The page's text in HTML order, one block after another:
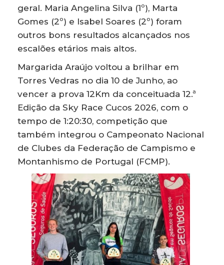
geral. Maria Angelina Silva (1º), Marta
Gomes (2º) e Isabel Soares (2º) foram
outros bons resultados alcançados nos
escalões etários mais altos.
Margarida Araújo voltou a brilhar em
Torres Vedras no dia 10 de Junho, ao
vencer a prova 12Km da conceituada 12.ª
Edição da Sky Race Cucos 2026, com o
tempo de 1:20:30, competição que
também integrou o Campeonato Nacional
de Clubes da Federação de Campismo e
Montanhismo de Portugal (FCMP).